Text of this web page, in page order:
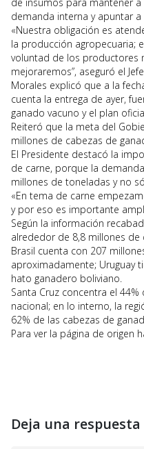
demanda interna y apuntar a
«Nuestra obligación es
la producción agropecuaria;
voluntad de los productores
mejoraremos”, aseguró el
Morales explicó que a la
cuenta la entrega de ayer,
ganado vacuno y el plan
Reiteró que la meta del
millones de cabezas de
El Presidente destacó la
de carne, porque la
millones de toneladas y no
«En tema de carne
y por eso es importante
Según la información
alrededor de 8,8 millones de
Brasil cuenta con 207
aproximadamente; Uruguay
hato ganadero boliviano.
Santa Cruz concentra el
nacional; en lo interno, la
62% de las cabezas de
Para ver la página de origen
Deja una respuesta